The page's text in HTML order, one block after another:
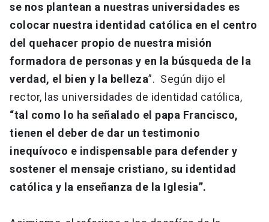
se nos plantean a nuestras universidades es
colocar nuestra identidad católica en el centro
del quehacer propio de nuestra misión
formadora de personas y en la búsqueda de la
verdad, el bien y la belleza”. Según dijo el
rector, las universidades de identidad católica,
“tal como lo ha señalado el papa Francisco,
tienen el deber de dar un testimonio
inequívoco e indispensable para defender y
sostener el mensaje cristiano, su identidad
católica y la enseñanza de la Iglesia”.